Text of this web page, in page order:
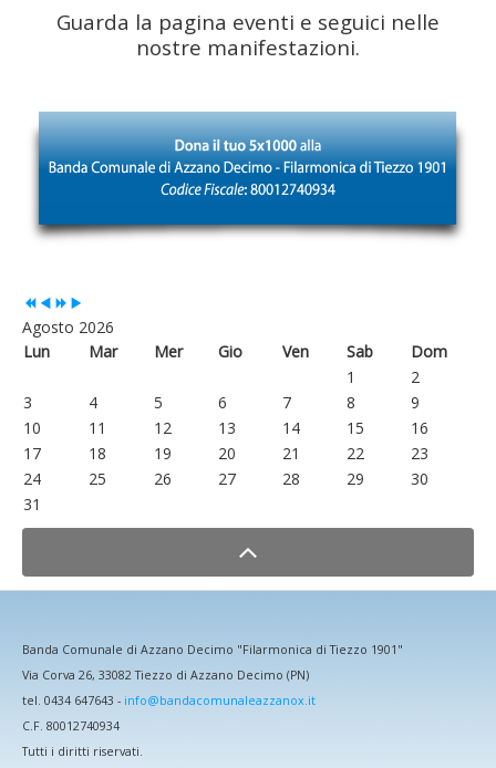
Guarda la pagina eventi e seguici nelle
nostre manifestazioni.
Agosto 2026
Lun
Mar Mer Gio Ven Sab
Dom
1
2
3
4 5 6 7 8
9
10
11 12 13 14 15
16
17
18 19 20 21 22
23
24
25 26 27 28 29
30
31
Banda Comunale di Azzano Decimo "Filarmonica di Tiezzo 1901"
Via Corva 26, 33082 Tiezzo di Azzano Decimo (PN)
tel. 0434 647643 - info@bandacomunaleazzanox.it
C.F. 80012740934
Tutti i diritti riservati.